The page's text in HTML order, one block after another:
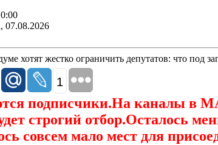
07.08.2026
хотят жестко ограничить депутатов: что под
1
подписчики.На каналы в
строгий отбор.Осталось
совсем мало мест для